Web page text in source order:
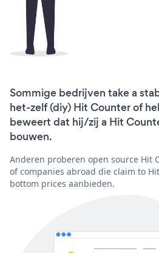
Sommige bedrijven take a
het-zelf (diy) Hit Counter of
beweert dat hij/zij a Hit
bouwen.
Anderen proberen open source Hit
of companies abroad die claim to
bottom prices aanbieden.